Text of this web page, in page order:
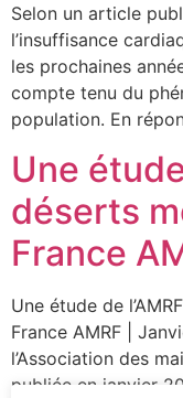
Selon un article
l’insuffisance
les prochaines
compte tenu du
population. En
Une
déserts
France
Une étude de
France AMRF |
l’Association des
publiée en janvier